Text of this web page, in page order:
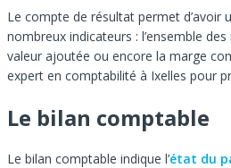
Le compte de résultat permet d’avoir
nombreux indicateurs : l’ensemble
valeur ajoutée ou encore la marge
expert en comptabilité à Ixelles pour
Le bilan comptable
Le bilan comptable indique l’état du